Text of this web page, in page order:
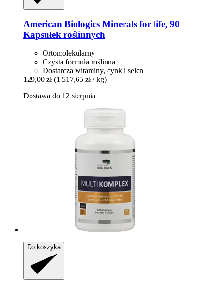
American Biologics Minerals for life, 90
Kapsułek roślinnych
Ortomolekularny
Czysta formuła roślinna
Dostarcza witaminy, cynk i selen
129,00 zł (1 517,65 zł / kg)
Dostawa do 12 sierpnia
Do koszyka